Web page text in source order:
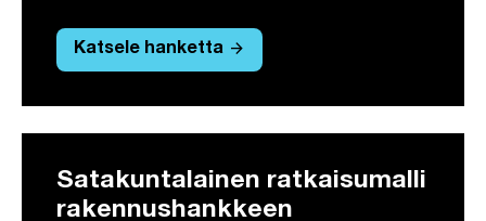
Katsele hanketta arrow_forward
Satakuntalainen ratkaisumalli
rakennushankkeen